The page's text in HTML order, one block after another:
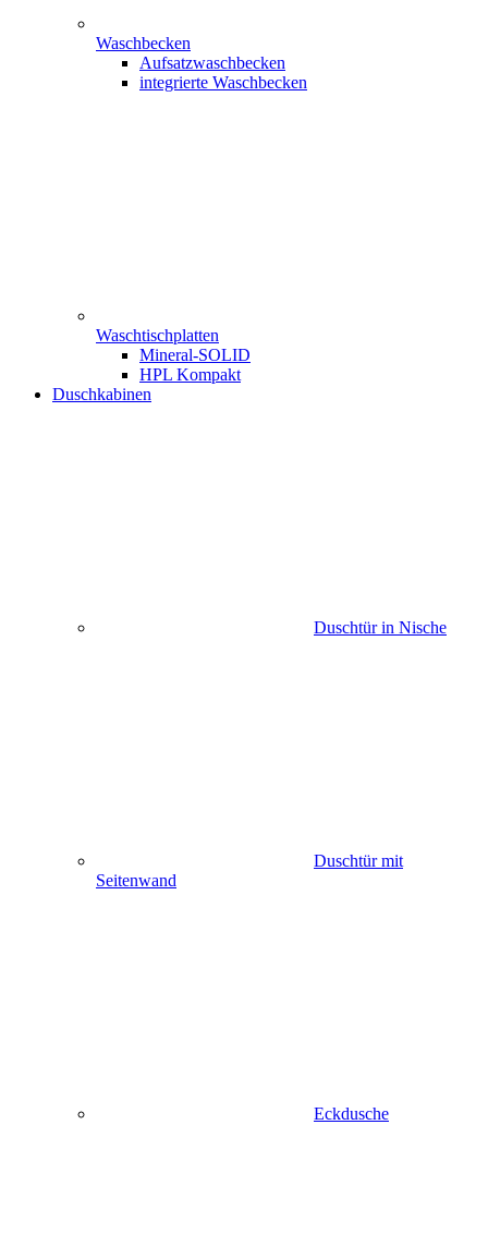
Waschbecken
Aufsatzwaschbecken
integrierte Waschbecken
Waschtischplatten
Mineral-SOLID
HPL Kompakt
Duschkabinen
Duschtür in Nische
Duschtür mit
Seitenwand
Eckdusche